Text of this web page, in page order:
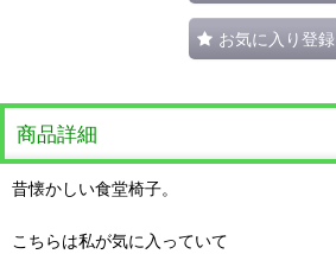
お気に入り登録
商品詳細
昔懐かしい食堂椅子。
こちらは私が気に入っていて